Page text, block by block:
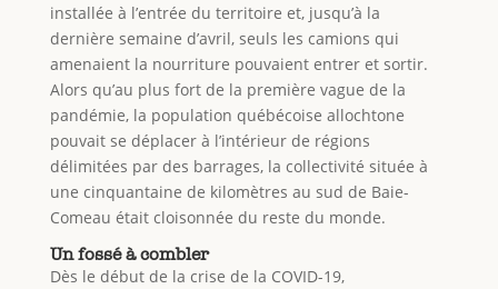
installée à l’entrée du territoire et, jusqu’à la
dernière semaine d’avril, seuls les camions qui
amenaient la nourriture pouvaient entrer et sortir.
Alors qu’au plus fort de la première vague de la
pandémie, la population québécoise allochtone
pouvait se déplacer à l’intérieur de régions
délimitées par des barrages, la collectivité située à
une cinquantaine de kilomètres au sud de Baie-
Comeau était cloisonnée du reste du monde.
Un fossé à combler
Dès le début de la crise de la COVID-19,